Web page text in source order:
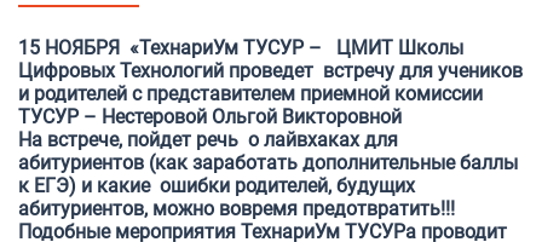
15 НОЯБРЯ «ТехнариУм ТУСУР – ЦМИТ Школы
Цифровых Технологий проведет встречу для учеников
и родителей с представителем приемной комиссии
ТУСУР – Нестеровой Ольгой Викторовной
На встрече, пойдет речь о лайвхаках для
абитуриентов (как заработать дополнительные баллы
к ЕГЭ) и какие ошибки родителей, будущих
абитуриентов, можно вовремя предотвратить!!!
Подобные мероприятия ТехнариУм ТУСУРа проводит